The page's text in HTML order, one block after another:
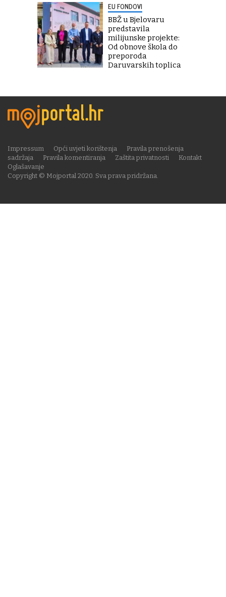
EU FONDOVI
BBŽ u Bjelovaru
predstavila
milijunske projekte:
Od obnove škola do
preporoda
Daruvarskih toplica
Copyright © Mojportal 2020. Sva prava pridržana.
Impressum Opći uvjeti korištenja
Pravila prenošenja
sadržaja
Pravila komentiranja Zaštita privatnosti
Kontakt
Oglašavanje